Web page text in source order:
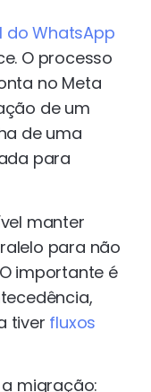
do WhatsApp
O processo
no Meta
de um
de uma
para
manter
para não
importante é
tiver fluxos
migração: